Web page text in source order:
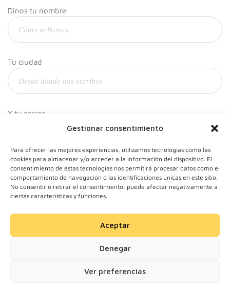
Gestionar consentimiento
Para ofrecer las mejores experiencias, utilizamos tecnologías como las
cookies para almacenar y/o acceder a la información del dispositivo. El
consentimiento de estas tecnologías nos permitirá procesar datos como el
comportamiento de navegación o las identificaciones únicas en este sitio.
No consentir o retirar el consentimiento, puede afectar negativamente a
ciertas características y funciones.
Aceptar
Denegar
Ver preferencias
Dinos tu nombre
Tu ciudad
Y tu correo
© 2024 Motherick S.L.